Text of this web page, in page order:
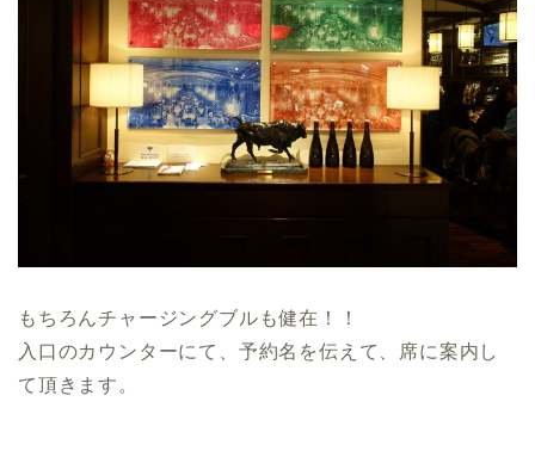
もちろんチャージングブルも健在！！
入口のカウンターにて、予約名を伝えて、席に案内し
て頂きます。